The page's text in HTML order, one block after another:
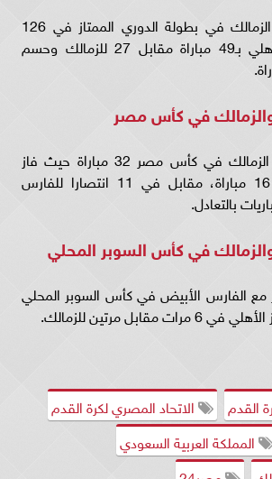
والتقى الأهلي مع الزمالك في بطولة الدوري الممتاز في 126
مباراة حيث فاز الأهلي بـ49 مباراة مقابل 27 للزمالك وحسم
في كأس مصر
ولعب الأهلي أمام الزمالك في كأس مصر 32 مباراة حيث فاز
الفريق الأحمر في 16 مباراة، مقابل في 11 انتصارا للفارس
في كأس السوبر المحلي
مع الفارس الأبيض في كأس السوبر المحلي
القدم
الاتحاد المصري لكرة القدم
المملكة العربية السعودي